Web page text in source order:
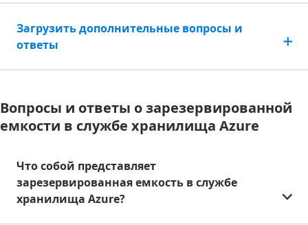
Загрузить дополнительные вопросы и
ответы
Вопросы и ответы о зарезервированной
емкости в службе хранилища Azure
Что собой представляет
зарезервированная емкость в службе
хранилища Azure?